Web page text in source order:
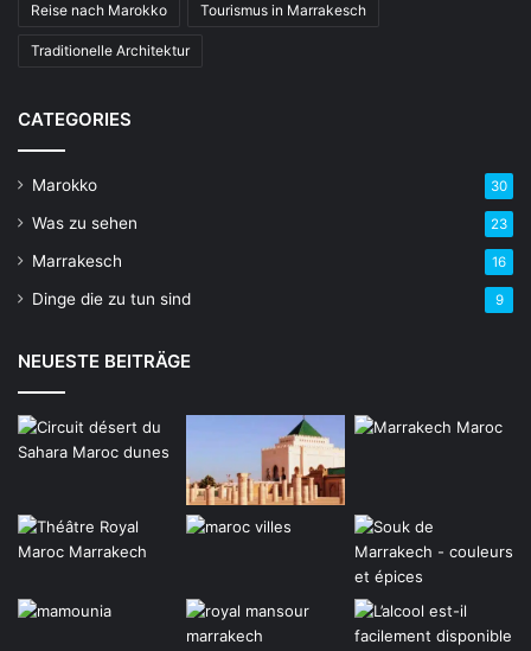
Reise nach Marokko Tourismus in Marrakesch
Traditionelle Architektur
CATEGORIES
Marokko 30
Was zu sehen 23
Marrakesch 16
Dinge die zu tun sind 9
NEUESTE BEITRÄGE